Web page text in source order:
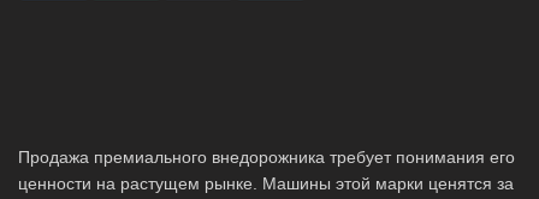
Продажа премиального внедорожника требует понимания его
ценности на растущем рынке. Машины этой марки ценятся за